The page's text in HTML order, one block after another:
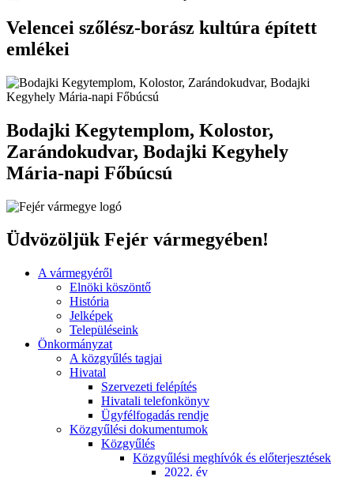
Velencei szőlész-borász kultúra épített
emlékei
Bodajki Kegytemplom, Kolostor,
Zarándokudvar, Bodajki Kegyhely
Mária-napi Főbúcsú
Üdvözöljük Fejér vármegyében!
A vármegyéről
Elnöki köszöntő
História
Jelképek
Településeink
Önkormányzat
A közgyűlés tagjai
Hivatal
Szervezeti felépítés
Hivatali telefonkönyv
Ügyfélfogadás rendje
Közgyűlési dokumentumok
Közgyűlés
Közgyűlési meghívók és előterjesztések
2022. év